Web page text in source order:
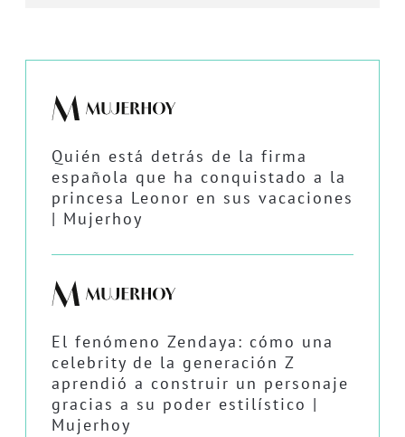
Quién está detrás de la firma
española que ha conquistado a la
princesa Leonor en sus vacaciones
| Mujerhoy
El fenómeno Zendaya: cómo una
celebrity de la generación Z
aprendió a construir un personaje
gracias a su poder estilístico |
Mujerhoy